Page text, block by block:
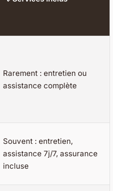
Rarement : entretien ou
assistance complète
Souvent : entretien,
assistance 7j/7, assurance
incluse